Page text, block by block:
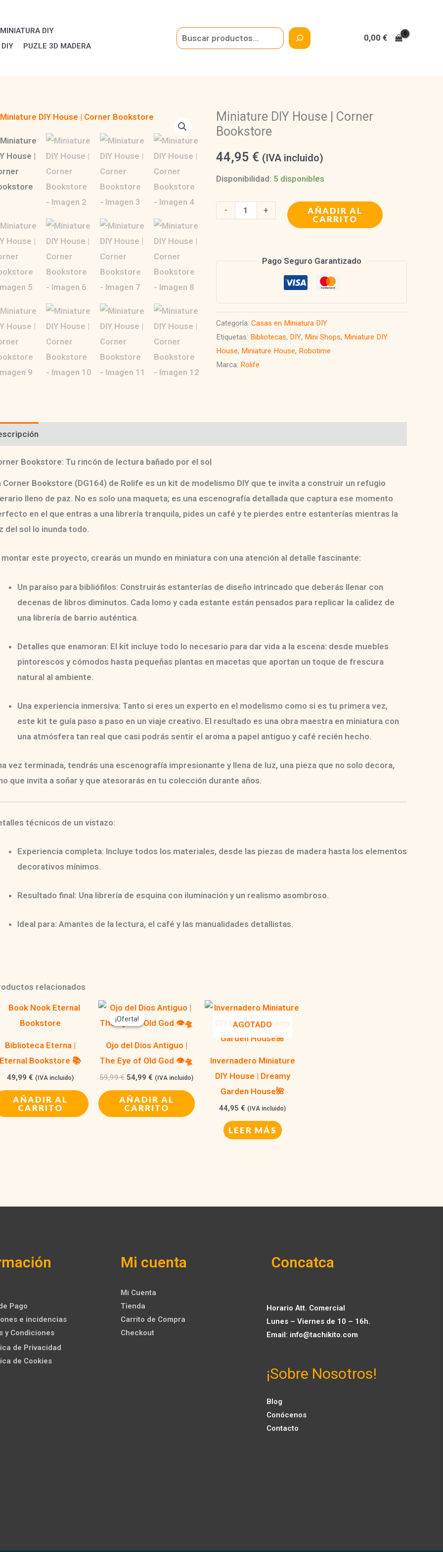
DIY
PUZLE 3D MADERA
Buscar 0,00 €
Miniature DIY House | Corner
Bookstore
44,95 € (IVA incluido)
Disponibilidad: 5 disponibles
-
Miniature
cantidad
+
AÑADIR AL
CARRITO
Pago Seguro Garantizado
Categoría:Casas en Miniatura DIY
Etiquetas: Bibliotecas, DIY, Mini Shops, Miniature DIY
House, Miniature House, Robotime
Marca: Rolife
Bookstore: Tu rincón de lectura bañado por el sol
Corner Bookstore (DG164) de Rolife es un kit de modelismo DIY que te invita a construir un refugio
lleno de paz. No es solo una maqueta; es una escenografía detallada que captura ese momento
en el que entras a una librería tranquila, pides un café y te pierdes entre estanterías mientras la
del sol lo inunda todo.
montar este proyecto, crearás un mundo en miniatura con una atención al detalle fascinante:
Un paraíso para bibliófilos: Construirás estanterías de diseño intrincado que deberás llenar con
decenas de libros diminutos. Cada lomo y cada estante están pensados para replicar la calidez de
una librería de barrio auténtica.
Detalles que enamoran: El kit incluye todo lo necesario para dar vida a la escena: desde muebles
pintorescos y cómodos hasta pequeñas plantas en macetas que aportan un toque de frescura
natural al ambiente.
Una experiencia inmersiva: Tanto si eres un experto en el modelismo como si es tu primera vez,
este kit te guía paso a paso en un viaje creativo. El resultado es una obra maestra en miniatura con
una atmósfera tan real que casi podrás sentir el aroma a papel antiguo y café recién hecho.
vez terminada, tendrás una escenografía impresionante y llena de luz, una pieza que no solo decora,
que invita a soñar y que atesorarás en tu colección durante años.
técnicos de un vistazo:
Experiencia completa: Incluye todos los materiales, desde las piezas de madera hasta los elementos
decorativos mínimos.
Resultado final: Una librería de esquina con iluminación y un realismo asombroso.
Ideal para: Amantes de la lectura, el café y las manualidades detallistas.
relacionados
Biblioteca Eterna |
Bookstore 📚
49,99 € (IVA incluido)
AÑADIR AL
CARRITO
¡Oferta!
¡Oferta!
Ojo del Dios Antiguo |
The Eye of Old God 👁️🛸
59,99€ El
original
era:
54,99€ El
actual
es:
(IVA incluido)
AÑADIR AL
CARRITO
AGOTADO
Invernadero Miniature
DIY House | Dreamy
Garden House​​​🌺​
44,95€ (IVA incluido)
LEER MÁS
Pago
e incidencias
y Condiciones
de Privacidad
de Cookies
Mi cuenta
Mi Cuenta
Tienda
Carrito de Compra
Checkout
Concatca
Horario Att. Comercial
Lunes – Viernes de 10 – 16h.
Email: info@tachikito.com
¡Sobre Nosotros!
Blog
Conócenos
Contacto
Corner
Bookstore